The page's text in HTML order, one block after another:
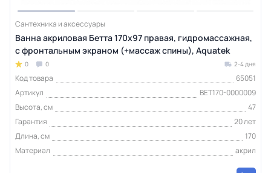
Сантехника и аксессуары
Ванна акриловая Бетта 170х97 правая, гидромассажная,
с фронтальным экраном (+массаж спины), Aquatek
0 0 2-4 дня
Код товара
65051
Артикул
BET170-0000009
Высота, см
47
Гарантия
20 лет
Длина, см
170
Материал
акрил